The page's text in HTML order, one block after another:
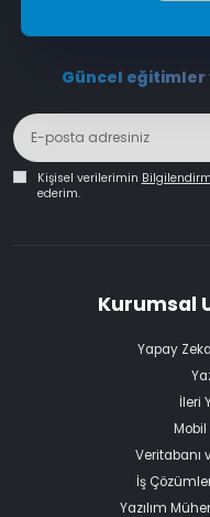
Güncel eğitimler
Kişisel verilerimin
ederim.
Kurumsal
Yapay
İleri
Mobil
Veritabanı
İş
Yazılım